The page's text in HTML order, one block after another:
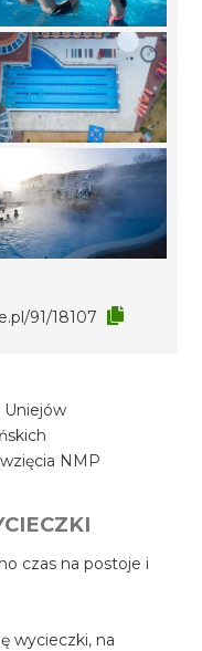
91/18107
NMP
czas na postoje i
wycieczki, na